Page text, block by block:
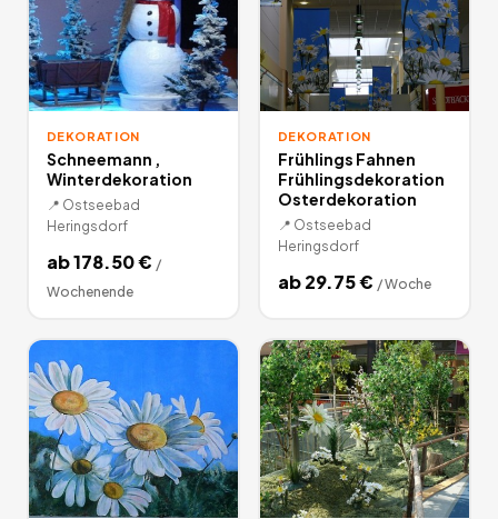
DEKORATION
Schneemann ,
Winterdekoration
📍 Ostseebad
Heringsdorf
ab178.50€ /
Wochenende
DEKORATION
Frühlings Fahnen
Frühlingsdekoration
Osterdekoration
📍 Ostseebad
Heringsdorf
ab29.75€ /Woche